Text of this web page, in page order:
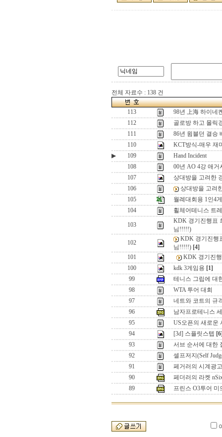
전체 자료수 : 138 건
113
98년 上海 하이네
112
골로방 하고 몰릭
111
86년 윔블던 결승
110
KCT방식-매우 재
▶
109
Hand Incident
108
00년 AO 4강 애거
107
상대방을 고려한
106
상대방을 고려
105
월례대회용 1인4
104
휠체어테니스 트
103
KDK 경기진행표
님!!!!!)
102
KDK 경기진행
님!!!!!) [4]
101
KDK 경기진
100
kdk 3게임용 [1]
99
테니스 그립에 대
98
WTA 투어 대회
97
네트와 코트의 규
96
남자프로테니스
95
US오픈의 새로운
94
[3d] 스플릿스텝
93
서브 순서에 대한
92
셀프저지(Self
91
페거러의 시계광
90
페더러의 라켓
89
프린스 O3투어 미